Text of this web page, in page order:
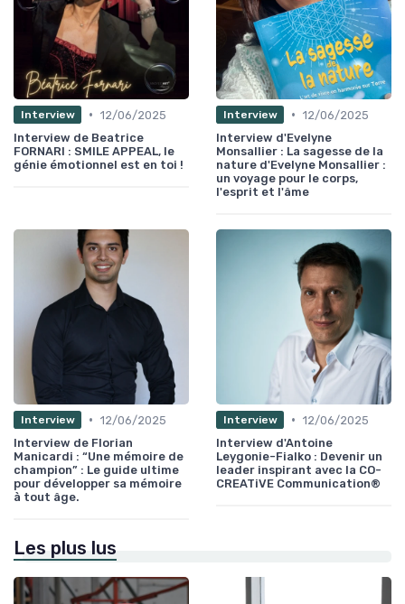
Interview • 12/06/2025
Interview de Beatrice
FORNARI : SMILE APPEAL, le
génie émotionnel est en toi !
Interview • 12/06/2025
Interview d'Evelyne
Monsallier : La sagesse de la
nature d'Evelyne Monsallier :
un voyage pour le corps,
l'esprit et l'âme
Interview • 12/06/2025
Interview de Florian
Manicardi : “Une mémoire de
champion” : Le guide ultime
pour développer sa mémoire
à tout âge.
Interview • 12/06/2025
Interview d'Antoine
Leygonie-Fialko : Devenir un
leader inspirant avec la CO-
CREATiVE Communication®
Les plus lus